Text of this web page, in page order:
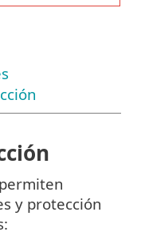
y protección